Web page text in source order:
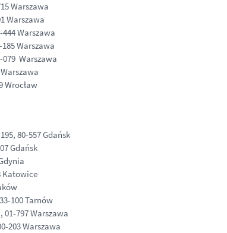
Warszawa
Warszawa
Warszawa
Warszawa
079 Warszawa
Wrocław
80-557 Gdańsk
Gdańsk
Katowice
100 Tarnów
797 Warszawa
203 Warszawa